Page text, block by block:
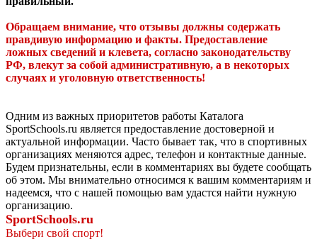
Обращаем внимание, что отзывы должны содержать
правдивую информацию и факты. Предоставление
ложных сведений и клевета, согласно законодательству
РФ, влекут за собой административную, а в некоторых
случаях и уголовную ответственность!
Одним из важных приоритетов работы Каталога
SportSchools.ru является предоставление достоверной и
актуальной информации. Часто бывает так, что в спортивных
организациях меняются адрес, телефон и контактные данные.
Будем признательны, если в комментариях вы будете сообщать
об этом. Мы внимательно относимся к вашим комментариям и
надеемся, что с нашей помощью вам удастся найти нужную
организацию.
SportSchools.ru
Выбери свой спорт!